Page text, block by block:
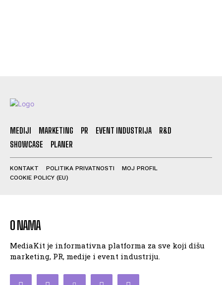
MEDIJI MARKETING PR EVENT INDUSTRIJA
R&D
SHOWCASE
PLANER
KONTAKT POLITIKA PRIVATNOSTI
MOJ PROFIL
COOKIE POLICY (EU)
O NAMA
MediaKit je informativna platforma za sve koji dišu
marketing, PR, medije i event industriju.